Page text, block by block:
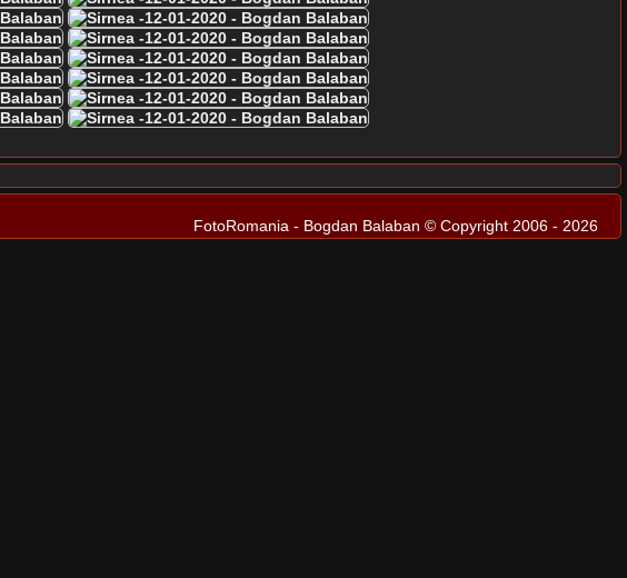
FotoRomania - Bogdan Balaban © Copyright 2006 - 2026